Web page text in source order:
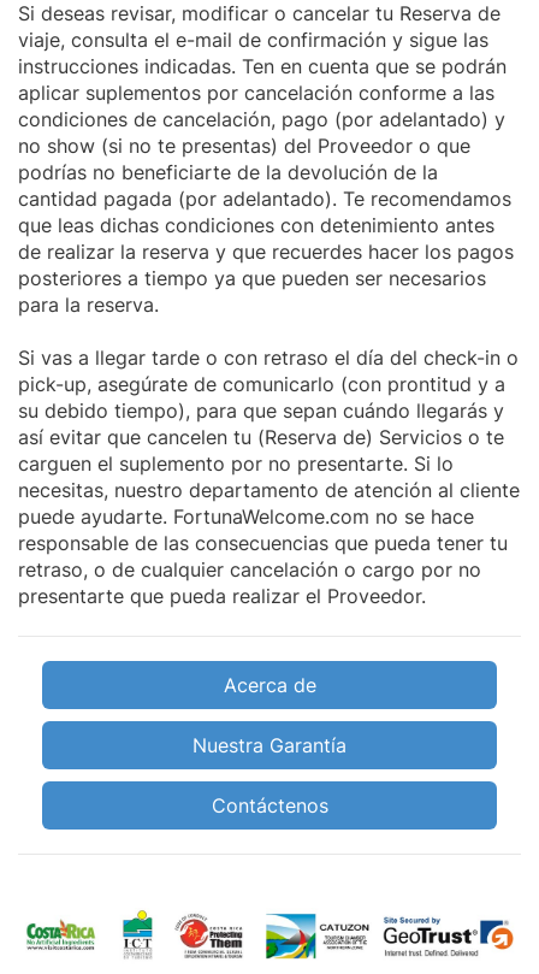
Si deseas revisar, modificar o cancelar tu Reserva de
viaje, consulta el e-mail de confirmación y sigue las
instrucciones indicadas. Ten en cuenta que se podrán
aplicar suplementos por cancelación conforme a las
condiciones de cancelación, pago (por adelantado) y
no show (si no te presentas) del Proveedor o que
podrías no beneficiarte de la devolución de la
cantidad pagada (por adelantado). Te recomendamos
que leas dichas condiciones con detenimiento antes
de realizar la reserva y que recuerdes hacer los pagos
posteriores a tiempo ya que pueden ser necesarios
para la reserva.
Si vas a llegar tarde o con retraso el día del check-in o
pick-up, asegúrate de comunicarlo (con prontitud y a
su debido tiempo), para que sepan cuándo llegarás y
así evitar que cancelen tu (Reserva de) Servicios o te
carguen el suplemento por no presentarte. Si lo
necesitas, nuestro departamento de atención al cliente
puede ayudarte. FortunaWelcome.com no se hace
responsable de las consecuencias que pueda tener tu
retraso, o de cualquier cancelación o cargo por no
presentarte que pueda realizar el Proveedor.
Acerca de
Nuestra Garantía
Contáctenos